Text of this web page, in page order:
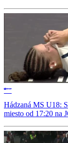
Hádzaná MS U18:
miesto od 17:20 na